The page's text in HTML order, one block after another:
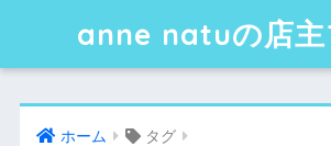
anne natuの店
ホーム タグ